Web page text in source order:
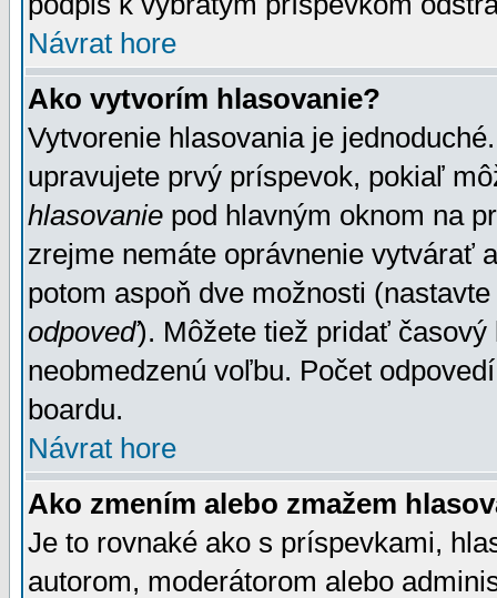
Návrat hore
Ako vytvorím hlasovanie?
Vytvorenie hlasovania je
upravujete prvý príspevok, pokiaľ
hlasovanie pod hlavným oknom na
zrejme nemáte oprávnenie vytvárať
potom aspoň dve možnosti
odpoveď). Môžete tiež pridať
neobmedzenú voľbu. Počet
boardu.
Návrat hore
Ako zmením alebo zmažem
Je to rovnaké ako s príspevkami,
autorom, moderátorom alebo